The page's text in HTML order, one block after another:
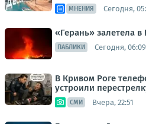
МНЕНИЯ Сегодня,
«Герань» залетела
ПАБЛИКИ Сегодня, 06:09
В Кривом Роге
устроили
СМИ Вчера, 22:51